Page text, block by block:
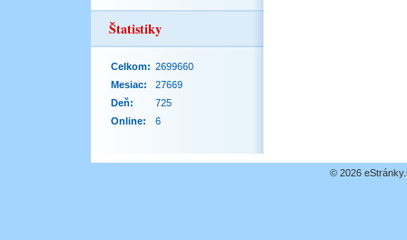
Štatistiky
Online: 6
Celkom: 2699660
Mesiac:
27669
Deň:
725
© 2026